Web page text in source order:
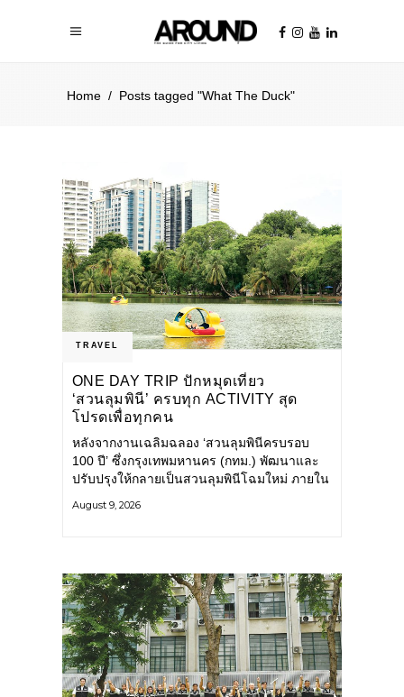
Home / Posts tagged "What The Duck"
TRAVEL
ONE DAY TRIP ปักหมุดเที่ยว
‘สวนลุมพินี’ ครบทุก ACTIVITY สุด
โปรดเพื่อทุกคน
หลังจากงานเฉลิมฉลอง ‘สวนลุมพินีครบรอบ
100 ปี’ ซึ่งกรุงเทพมหานคร (กทม.) พัฒนาและ
ปรับปรุงให้กลายเป็นสวนลุมพินีโฉมใหม่ ภายใน
การให้บริการ รวมถึงกิจกรรมต่าง ๆ
August 9, 2026